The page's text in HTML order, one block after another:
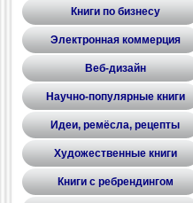
Книги по бизнесу
Электронная коммерция
Веб-дизайн
Научно-популярные книги
Идеи, ремёсла, рецепты
Художественные книги
Книги с ребрендингом